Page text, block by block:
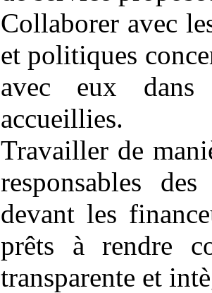
Collaborer avec
et politiques
avec eux dans
accueillies.
Travailler de
responsables
devant les
prêts à rendre
transparente et